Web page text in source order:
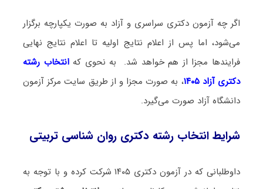
اگر چه آزمون دکتری سراسری و آزاد به صورت یکپارچه برگزار
می‌شود، اما پس از اعلام نتایج اولیه تا اعلام نتایج نهایی
فرایندها مجزا از هم خواهد شد. به نحوی که انتخاب رشته
دکتری آزاد ۱۴۰۵
، به صورت مجزا و از طریق سایت مرکز آزمون
دانشگاه آزاد صورت می‌گیرد.
شرایط انتخاب رشته دکتری روان شناسی تربیتی
داوطلبانی که در آزمون دکتری ۱۴۰۵ شرکت کرده و با توجه به